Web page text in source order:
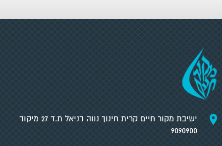
ישיבת מקור חיים קרית חינוך נווה דניאל ת.ד 27 מיקוד
9090900